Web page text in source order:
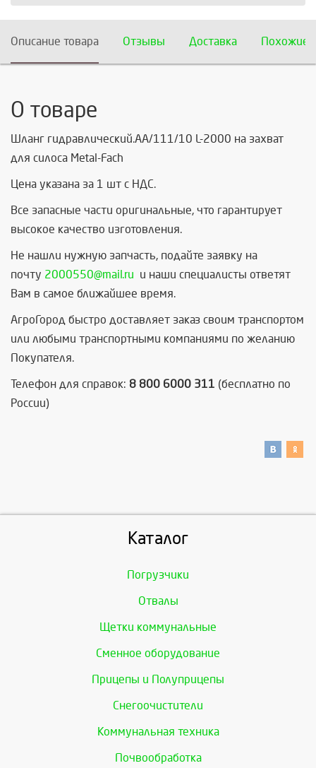
Описание товара Отзывы Доставка Похожие
О товаре
Шланг гидравлический.AA/111/10 L-2000 на захват
для силоса Metal-Fach
Цена указана за 1 шт с НДС.
Все запасные части оригинальные, что гарантирует
высокое качество изготовления.
Не нашли нужную запчасть, подайте заявку на
почту 2000550@mail.ru и наши специалисты ответят
Вам в самое ближайшее время.
АгроГород быстро доставляет заказ своим транспортом
или любыми транспортными компаниями по желанию
Покупателя.
Телефон для справок: 8 800 6000 311 (бесплатно по
России)
Каталог
Погрузчики
Отвалы
Щетки коммунальные
Сменное оборудование
Прицепы и Полуприцепы
Снегоочистители
Коммунальная техника
Почвообработка